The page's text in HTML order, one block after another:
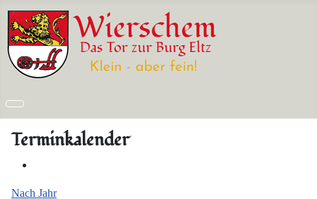
Terminkalender
Nach Jahr